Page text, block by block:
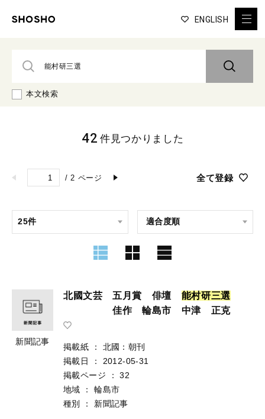
ENGLISH
本文検索
/ 2 ページ 全て登録
42 件見つかりました
新聞記事
北國文芸 五月賞 俳壇 能村研三選
佳作 輪島市 中津 正克
掲載紙 ：
北國：朝刊
掲載日
：
2012-05-31
掲載ページ
：
32
地域
：
輪島市
種別
： 新聞記事